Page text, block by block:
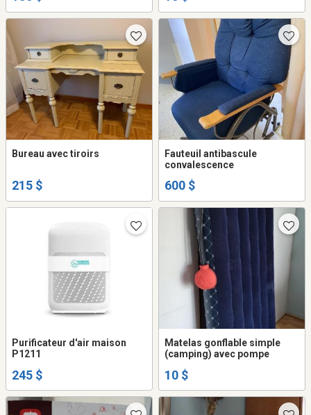
Bureau avec tiroirs
215 $
Fauteuil antibascule
convalescence
600 $
Purificateur d'air maison
P1211
245 $
Matelas gonflable simple
(camping) avec pompe
10 $